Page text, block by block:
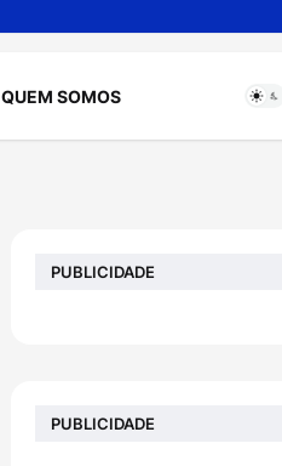
QUEM SOMOS
PUBLICIDADE
PUBLICIDADE